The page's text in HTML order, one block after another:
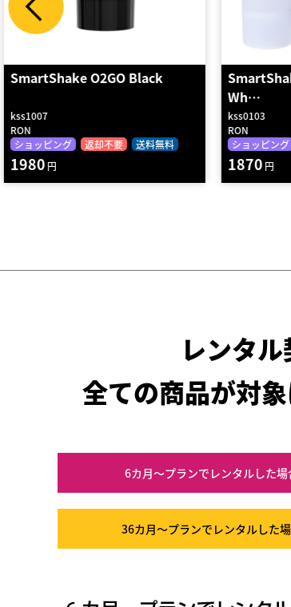
O2GO Black
返却不要 送料無料
SmartShake「Slim(ス
ショッピング
返却不要 送
レンタ
全ての商品が対
6カ月～プランでレンタルした場
36カ月～プランでレンタルした